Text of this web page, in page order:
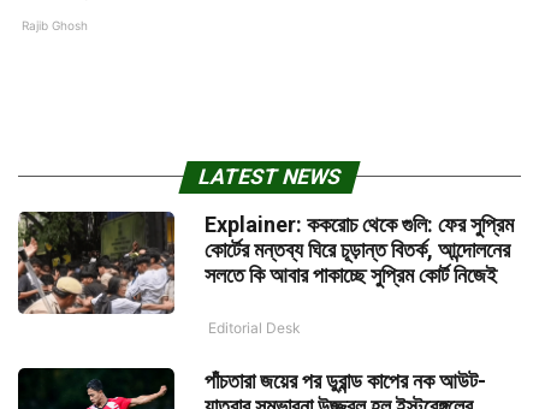
Rajib Ghosh
LATEST NEWS
Explainer: ককরোচ থেকে গুলি: ফের সুপ্রিম
কোর্টের মন্তব্য ঘিরে চূড়ান্ত বিতর্ক, আন্দোলনের
সলতে কি আবার পাকাচ্ছে সুপ্রিম কোর্ট নিজেই
Editorial Desk
পাঁচতারা জয়ের পর ডুরান্ড কাপের নক আউট-